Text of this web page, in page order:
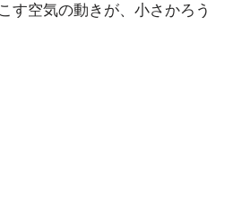
す空気の動きが、小さかろう